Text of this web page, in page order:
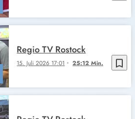
bookmark_border
15. Juli 2026 17:01 25:12 Min.
Regio TV Rostock